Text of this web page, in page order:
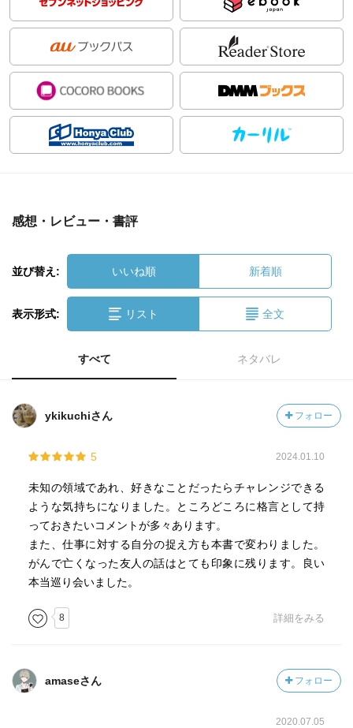
感想・レビュー・書評
並び替え: いいね順 新着順
表示形式: リスト 全文
すべて ネタバレ
ykikuchiさん フォロー
5 2024.01.10
未知の領域であれ、好きなことだったらチャレンジできる
ような気持ちになりました。ところどころに格言として持
っておきたいコメントが多々あります。
また、仕事に対する自分の捉え方も本書で変わりました。
がんで亡くなった友人の話はとても印象に残ります。良い
本当巡り会いました。
8 詳細をみる
amaseさん フォロー
2020.07.05